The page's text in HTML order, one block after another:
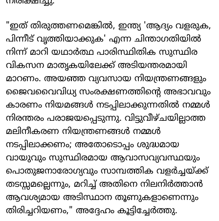
"ഇത് തിരുത്തണമെങ്കിൽ, ഇന്ത്യ 'ആദ്യം വളരുക,
പിന്നീട് വൃത്തിയാക്കുക' എന്ന ചിന്താഗതിയിൽ
നിന്ന് മാറി യഥാർത്ഥ പാരിസ്ഥിതിക സുസ്ഥിര
വികസന മാതൃകയിലേക്ക് അടിയന്തരമായി
മാറണം. അയഞ്ഞ വ്യവസായ നിയന്ത്രണങ്ങളും
ജൈവവൈവിധ്യ സംരക്ഷണത്തിന്റെ അഭാവവും
കാരണം നിയമങ്ങൾ നടപ്പിലാക്കുന്നതിൽ നമ്മൾ
നിരന്തരം പരാജയപ്പെടുന്നു. വിട്ടുവീഴ്ചയില്ലാത്ത
മലിനീകരണ നിയന്ത്രണങ്ങൾ നമ്മൾ
നടപ്പിലാക്കണം; അതോടൊപ്പം ശുദ്ധമായ
വായുവും സുസ്ഥിരമായ ആവാസവ്യവസ്ഥയും
പൊതുജനാരോഗ്യവും സാമ്പത്തിക വളർച്ചയ്ക്ക്
തടസ്സമല്ലെന്നും, മറിച്ച് അതിനെ നിലനിർത്താൻ
ആവശ്യമായ അടിസ്ഥാന തൂണുകളാണെന്നും
തിരിച്ചറിയണം," അദ്ദേഹം കൂട്ടിച്ചേർത്തു.